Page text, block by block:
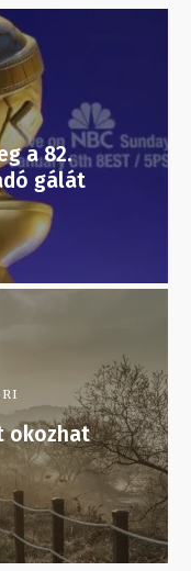
a 82.
gálát
okozhat